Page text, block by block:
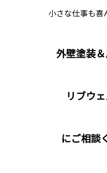
小さな仕事も喜
外壁塗装
リブウ
にご相談